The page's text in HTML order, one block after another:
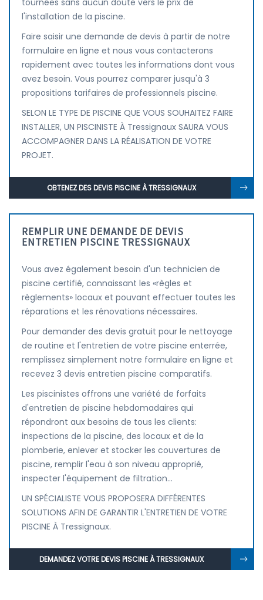
tournées sans aucun doute vers le prix de
l'installation de la piscine.
Faire saisir une demande de devis à partir de notre
formulaire en ligne et nous vous contacterons
rapidement avec toutes les informations dont vous
avez besoin. Vous pourrez comparer jusqu'à 3
propositions tarifaires de professionnels piscine.
SELON LE TYPE DE PISCINE QUE VOUS SOUHAITEZ FAIRE
INSTALLER, UN PISCINISTE À Tressignaux SAURA VOUS
ACCOMPAGNER DANS LA RÉALISATION DE VOTRE
PROJET.
OBTENEZ DES DEVIS PISCINE À TRESSIGNAUX
REMPLIR UNE DEMANDE DE DEVIS
ENTRETIEN PISCINE TRESSIGNAUX
Vous avez également besoin d'un technicien de
piscine certifié, connaissant les «règles et
règlements» locaux et pouvant effectuer toutes les
réparations et les rénovations nécessaires.
Pour demander des devis gratuit pour le nettoyage
de routine et l'entretien de votre piscine enterrée,
remplissez simplement notre formulaire en ligne et
recevez 3 devis entretien piscine comparatifs.
Les piscinistes offrons une variété de forfaits
d'entretien de piscine hebdomadaires qui
répondront aux besoins de tous les clients:
inspections de la piscine, des locaux et de la
plomberie, enlever et stocker les couvertures de
piscine, remplir l'eau à son niveau approprié,
inspecter l'équipement de filtration...
UN SPÉCIALISTE VOUS PROPOSERA DIFFÉRENTES
SOLUTIONS AFIN DE GARANTIR L'ENTRETIEN DE VOTRE
PISCINE À Tressignaux.
DEMANDEZ VOTRE DEVIS PISCINE À TRESSIGNAUX